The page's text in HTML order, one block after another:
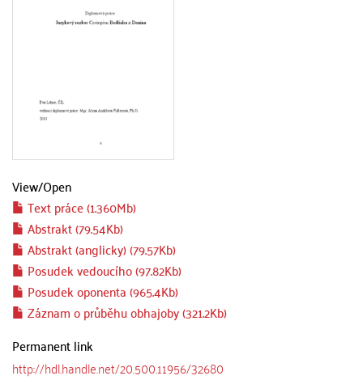
View/Open
Text práce (1.360Mb)
Abstrakt (79.54Kb)
Abstrakt (anglicky) (79.57Kb)
Posudek vedoucího (97.82Kb)
Posudek oponenta (965.4Kb)
Záznam o průběhu obhajoby (321.2Kb)
Permanent link
http://hdl.handle.net/20.500.11956/32680